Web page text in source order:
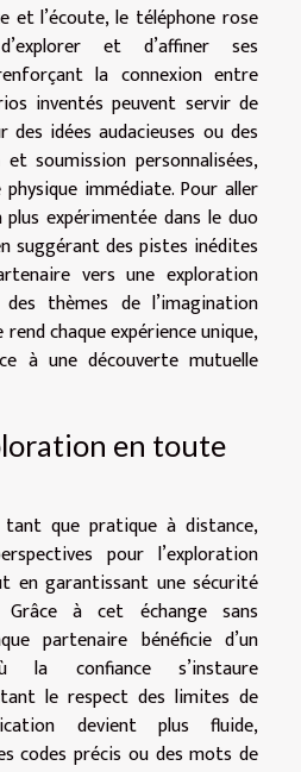
et l’écoute, le téléphone rose
et d’affiner ses
la connexion entre
inventés peuvent servir de
des idées audacieuses ou des
soumission personnalisées,
immédiate. Pour aller
expérimentée dans le duo
suggérant des pistes inédites
vers une exploration
thèmes de l’imagination
chaque expérience unique,
à une découverte mutuelle
en toute
que pratique à distance,
pour l’exploration
en garantissant une sécurité
Grâce à cet échange sans
partenaire bénéficie d’un
la confiance s’instaure
le respect des limites de
devient plus fluide,
codes précis ou des mots de